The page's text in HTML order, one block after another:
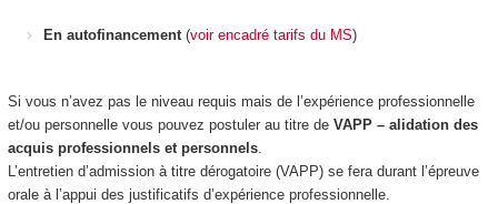
En autofinancement (voir encadré tarifs du MS)
Si vous n’avez pas le niveau requis mais de l’expérience professionnelle
et/ou personnelle vous pouvez postuler au titre de VAPP – alidation des
acquis professionnels et personnels.
L’entretien d’admission à titre dérogatoire (VAPP) se fera durant l’épreuve
orale à l’appui des justificatifs d’expérience professionnelle.